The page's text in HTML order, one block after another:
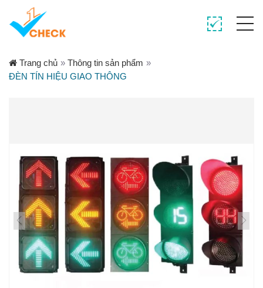
Trang chủ » Thông tin sản phẩm »
ĐÈN TÍN HIỆU GIAO THÔNG